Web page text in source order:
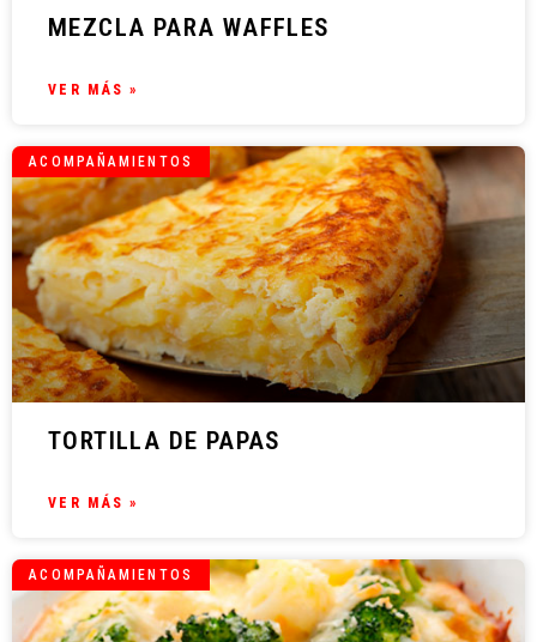
MEZCLA PARA WAFFLES
VER MÁS »
ACOMPAÑAMIENTOS
TORTILLA DE PAPAS
VER MÁS »
ACOMPAÑAMIENTOS